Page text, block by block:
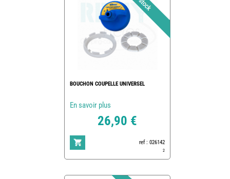
BOUCHON COUPELLE UNIVERSEL
En savoir plus
26,90 €
ref : 026142
2